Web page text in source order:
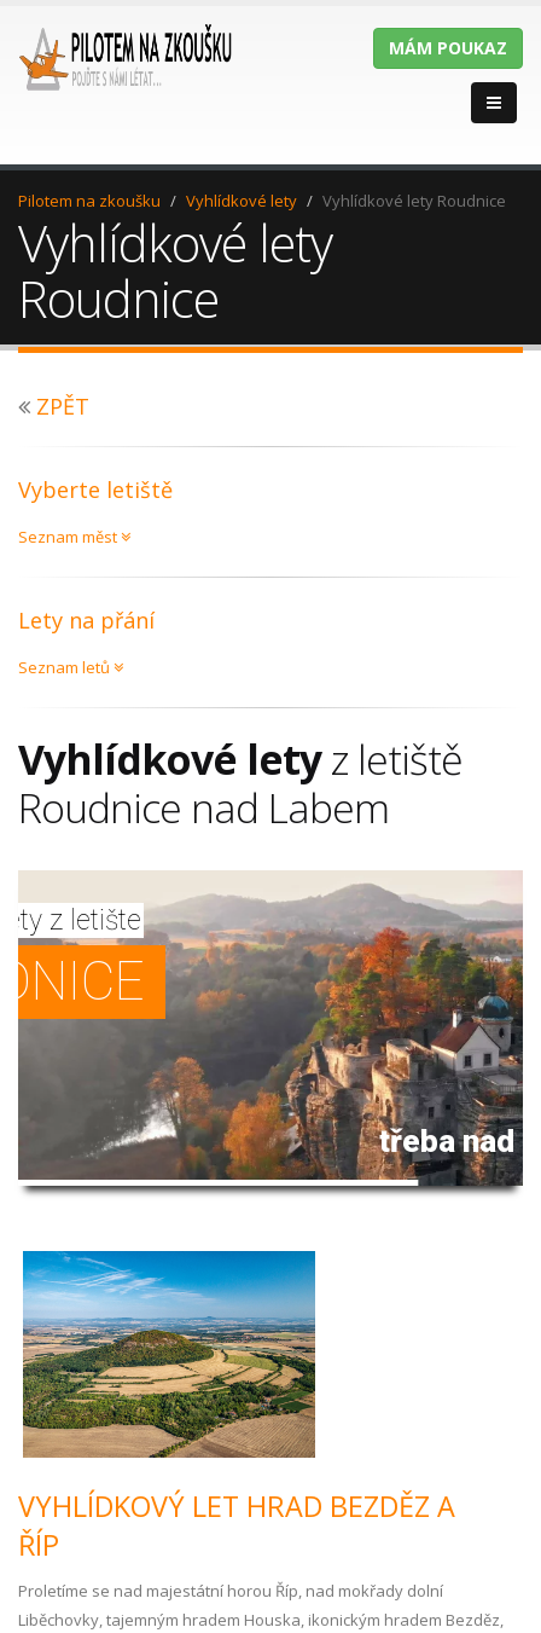
MÁM POUKAZ
Pilotem na zkoušku Vyhlídkové lety Vyhlídkové lety Roudnice
Vyhlídkové lety
Roudnice
ZPĚT
Vyberte letiště
Seznam měst
Lety na přání
Seznam letů
Vyhlídkové letyz letiště
Roudnice nad Labem
třeba nad
z letište
VYHLÍDKOVÝ LET HRAD BEZDĚZ A
ŘÍP
Proletíme se nad majestátní horou Říp, nad mokřady dolní
Liběchovky, tajemným hradem Houska, ikonickým hradem Bezděz,